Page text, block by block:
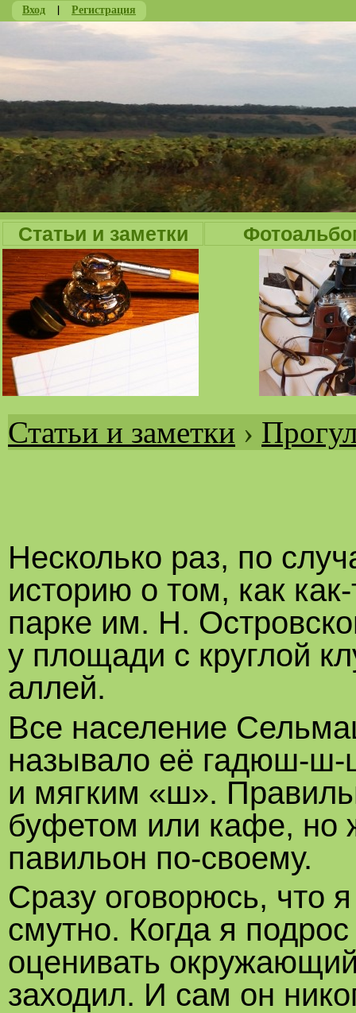
Вход | Регистрация
Статьи и заметки
Вы
Статьи и заметки ›
Несколько раз, по
историю о том, как
парке им. Н.
у площади с круглой
аллей.
Все население
называло её гадюш-
и мягким «ш».
буфетом или кафе, но
павильон по-своему.
Сразу оговорюсь, что
смутно. Когда я
оценивать
заходил. И сам он